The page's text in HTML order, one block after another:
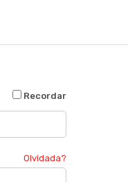
Recordar
Olvidada?